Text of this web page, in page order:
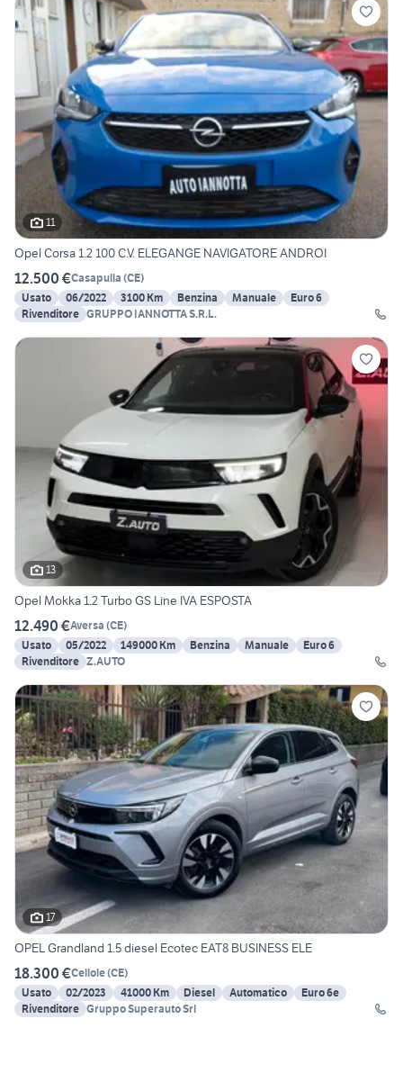
11
Opel Corsa 1.2 100 C.V. ELEGANGE NAVIGATORE ANDROI
12.500 €Casapulla (CE)
Usato
06/2022 3100 Km Benzina Manuale
Euro 6
Rivenditore GRUPPO IANNOTTA S.R.L.
13
Opel Mokka 1.2 Turbo GS Line IVA ESPOSTA
12.490 €Aversa (CE)
Usato
05/2022 149000 Km Benzina Manuale
Euro 6
Rivenditore Z.AUTO
17
OPEL Grandland 1.5 diesel Ecotec EAT8 BUSINESS ELE
18.300 €Cellole(CE)
Usato
02/2023 41000 Km Diesel Automatico
Euro 6e
Rivenditore Gruppo Superauto Srl